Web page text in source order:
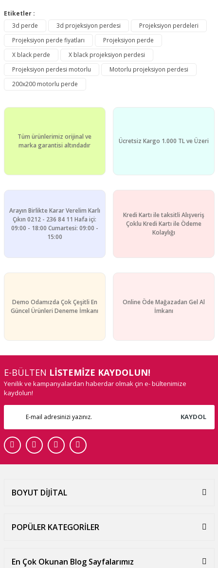
Etiketler :
3d perde
3d projeksiyon perdesi
Projeksiyon perdeleri
Projeksiyon perde fiyatları
Projeksiyon perde
X black perde
X black projeksiyon perdesi
Projeksiyon perdesi motorlu
Motorlu projeksiyon perdesi
200x200 motorlu perde
Tüm ürünlerimiz orijinal ve
marka garantisi altındadır
Ücretsiz Kargo 1.000 TL ve Üzeri
Arayın Birlikte Karar Verelim Karlı
Çıkın 0212 - 236 84 11 Hafa içi:
09:00 - 18:00 Cumartesi: 09:00 -
15:00
Kredi Kartı ile taksitli Alışveriş
Çoklu Kredi Kartı ile Ödeme
Kolaylığı
Demo Odamızda Çok Çeşitli En
Güncel Ürünleri Deneme İmkanı
Online Öde Mağazadan Gel Al
İmkanı
E-BÜLTEN LİSTEMİZE KAYDOLUN!
Yenilik ve kampanyalardan haberdar olmak çin e- bültenimize
kaydolun!
KAYDOL
BOYUT DİJİTAL
POPÜLER KATEGORİLER
En Çok Okunan Blog Sayfalarımız